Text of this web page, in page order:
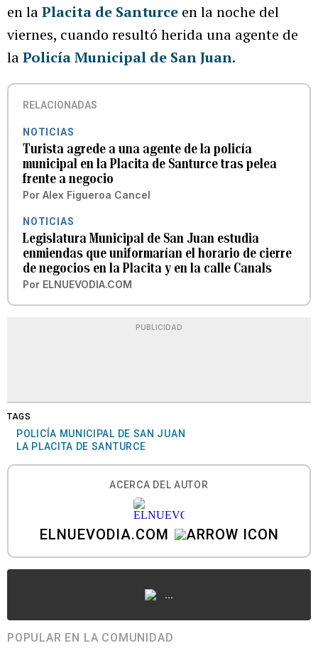
en laPlacita de Santurce en la noche del
viernes, cuando resultó herida una agente de
laPolicía Municipal de San Juan.
RELACIONADAS
NOTICIAS
Turista agrede a una agente de la policía
municipal en la Placita de Santurce tras pelea
frente a negocio
Por Alex Figueroa Cancel
NOTICIAS
Legislatura Municipal de San Juan estudia
enmiendas que uniformarían el horario de cierre
de negocios en la Placita y en la calle Canals
Por ELNUEVODIA.COM
PUBLICIDAD
TAGS
POLICÍA MUNICIPAL DE SAN JUAN
LA PLACITA DE SANTURCE
ACERCA DEL AUTOR
ELNUEVODIA.COM
...
POPULAR EN LA COMUNIDAD